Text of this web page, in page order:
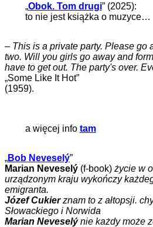
„Obok. Tom drugi” (2025):
to nie jest książka o muzyce…
– This is a private party. Please go
two. Will you girls go away and
have to get out. The party's over.
„Some Like It Hot”
(1959).
a więcej info tam
„Bob Neveselý”
Marian Neveselý (f-book) życie w
urządzonym kraju wykończy
emigranta.
Józef Cukierznam to z ałtopsji.
Słowackiego i Norwida
Marian Neveselýnie każdy może